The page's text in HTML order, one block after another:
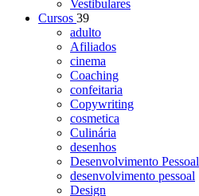
Vestibulares
Cursos 39
adulto
Afiliados
cinema
Coaching
confeitaria
Copywriting
cosmetica
Culinária
desenhos
Desenvolvimento Pessoal
desenvolvimento pessoal
Design